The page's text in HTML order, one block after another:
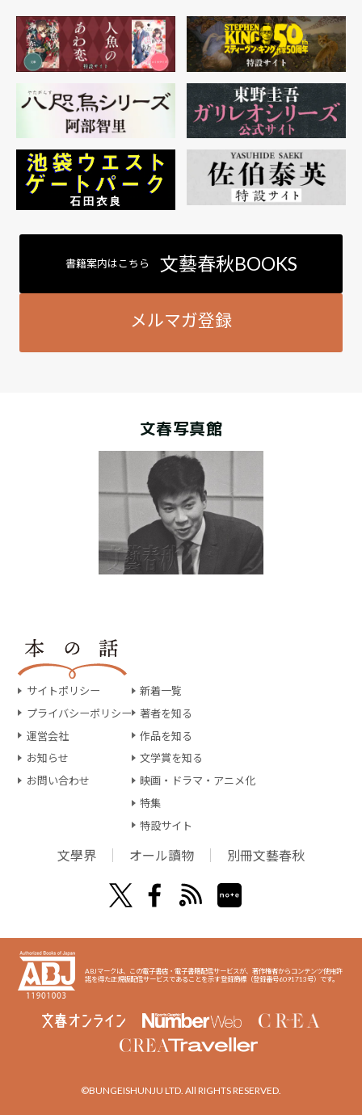
書籍案内はこちら 文藝春秋BOOKS
メルマガ登録
文春写真館
サイトポリシー
プライバシーポリシー
運営会社
お知らせ
お問い合わせ
新着一覧
著者を知る
作品を知る
文学賞を知る
映画・ドラマ・アニメ化
特集
特設サイト
文學界 オール讀物 別冊文藝春秋
ABJマークは、この電子書店・電子書籍配信サービスが、著作権者からコンテンツ使用許
諾を得た正規版配信サービスであることを示す登録商標（登録番号6091713号）です。
©BUNGEISHUNJU LTD. All RIGHTS RESERVED.